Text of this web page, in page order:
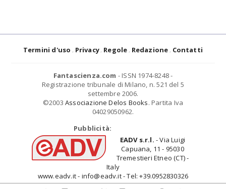
Termini d'uso Privacy Regole Redazione Contatti
Fantascienza.com - ISSN 1974-8248 -
Registrazione tribunale di Milano, n. 521 del 5
settembre 2006.
©2003 Associazione Delos Books. Partita Iva
04029050962.
Pubblicità:
EADV s.r.l. - Via Luigi
Capuana, 11 - 95030
Tremestieri Etneo (CT) -
Italy
www.eadv.it - info@eadv.it - Tel: +39.0952830326